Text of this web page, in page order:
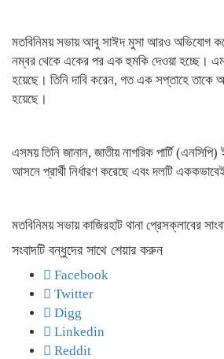
মতবিনিময় সভায় আবু সাঈদ মুসা আরও অভিযোগ
নম্বর থেকে একের পর এক হুমকি দেওয়া হচ্ছে।
হয়েছে। তিনি দাবি করেন, গত এক সপ্তাহে তাকে
হয়েছে।
এসময় তিনি জানান, জাতীয় নাগরিক পার্টি
আসনে প্রার্থী নির্ধারণ করেছে এবং দলটি এককভাবেই
মতবিনিময় সভায় কাজিরহাট থানা প্রেসক্লাবের
সংবাদটি বন্ধুদের সাথে শেয়ার করুন
Facebook
Twitter
Digg
Linkedin
Reddit